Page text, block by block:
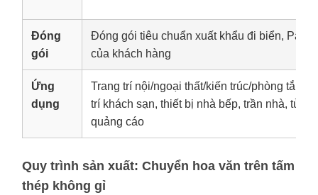
Đóng
gói
Đóng gói tiêu chuẩn xuất khẩu đi biển,
của khách hàng
Ứng
dụng
Trang trí nội/ngoại thất/kiến trúc/phòng tắm,
trí khách sạn, thiết bị nhà bếp, trần nhà, tủ,
quảng cáo
Quy trình sản xuất: Chuyển hoa văn trên tấm
thép không gỉ